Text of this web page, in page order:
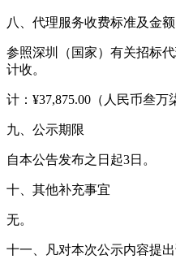
八、代理服务收费标准及金额
参照深圳（国家）有关招标
计收。
计：¥37,875.00（人民币叁万
九、公示期限
自本公告发布之日起3日。
十、其他补充事宜
无。
十一、凡对本次公示内容提